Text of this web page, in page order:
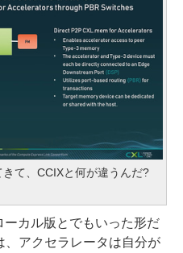
きて、CCIXと何が違うんだ?
カル版とでもいった形だ
アクセラレータは自分が